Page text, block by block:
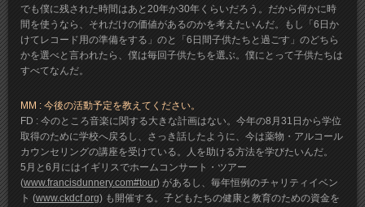
でも僕に残された時間はあと20年か30年くらいだろう。だから何かに時
間を使うなら、それだけの価値があるのかを考えたいんだ。もし「6日か
けてレコード用の準備をする」のと「6日間子供たちと過ごす」のどちら
かを選べと言われたら、僕は毎回子供たちを選ぶ。僕にとって子供たちは
すべてなんだ。
MM : 今後の活動予定を教えてください。
FD : 今のところ音楽に関する大きな計画はない。今年の8月31日から学位
取得のために学校へ戻るし、さっき話したように、今は薬物・アルコール
カウンセリングの講座を受けている。人を助ける方法を学びたいんだ。
5月と6月にはイギリスでホームコンサート・ツアー
(www.francisdunnery.com#tour) があるし、毎年恒例のチャリティイベン
ト (www.ckdcf.org) も開催する。子どもたちの健康と教育のための資金を